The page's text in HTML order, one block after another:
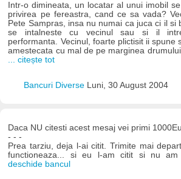
Intr-o dimineata, un locatar al unui imobil
privirea pe fereastra, cand ce sa vada?
Pete Sampras, insa nu numai ca juca ci il si
se intalneste cu vecinul sau si il
performanta. Vecinul, foarte plictisit ii spune
amestecata cu mal de pe marginea
... citește tot
Bancuri Diverse Luni, 30 August 2004
Daca NU citesti acest mesaj vei primi
- - -
Prea tarziu, deja l-ai citit. Trimite mai
functioneaza... si eu l-am citit si nu am
deschide bancul